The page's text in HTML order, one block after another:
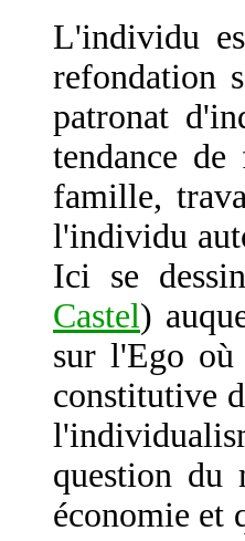
L'individu
refondation
patronat
tendance
famille,
l'individu
Ici se
Castel)
sur l'Ego où
constitutive
question du
économie et